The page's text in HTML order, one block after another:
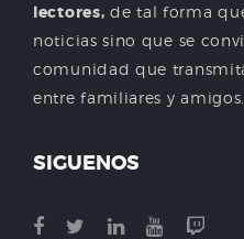
lectores, de tal forma
noticias sino que se
comunidad que
entre familiares y amigos.
SIGUENOS